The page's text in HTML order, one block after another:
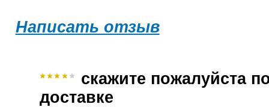
Написать отзыв
скажите пожалуйста
доставке